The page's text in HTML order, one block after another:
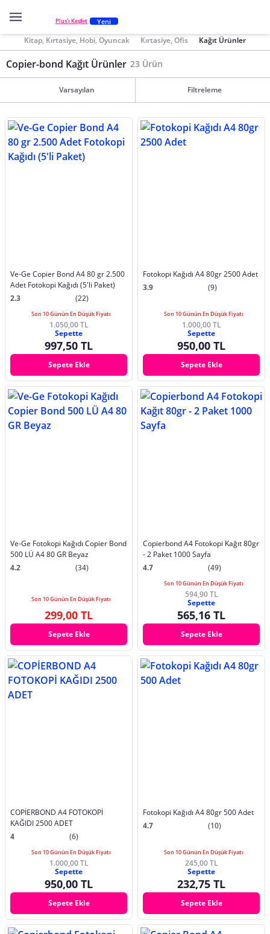
Plus'ı Keşfet Yeni
Kitap, Kırtasiye, Hobi, Oyuncak Kırtasiye, Ofis Kağıt Ürünler
Copier-bond Kağıt Ürünler 23 Ürün
Varsayılan Filtreleme
Ve-Ge Copier Bond A4 80 gr 2.500
Adet Fotokopi Kağıdı (5'li Paket)
2.3
(22)
Son 10 Günün En Düşük Fiyatı
1.050,00 TL
Sepette
997,50 TL
Sepete Ekle
Fotokopi Kağıdı A4 80gr 2500 Adet
3.9
(9)
Son 10 Günün En Düşük Fiyatı
1.000,00 TL
Sepette
950,00 TL
Sepete Ekle
Ve-Ge Fotokopi Kağıdı Copier Bond
500 LÜ A4 80 GR Beyaz
4.2
(34)
Son 10 Günün En Düşük Fiyatı
299,00 TL
Sepete Ekle
Copierbond A4 Fotokopi Kağıt 80gr
- 2 Paket 1000 Sayfa
4.7
(49)
Son 10 Günün En Düşük Fiyatı
594,90 TL
Sepette
565,16 TL
Sepete Ekle
COPİERBOND A4 FOTOKOPİ
KAĞIDI 2500 ADET
4
(6)
Son 10 Günün En Düşük Fiyatı
1.000,00 TL
Sepette
950,00 TL
Sepete Ekle
Fotokopi Kağıdı A4 80gr 500 Adet
4.7
(10)
Son 10 Günün En Düşük Fiyatı
245,00 TL
Sepette
232,75 TL
Sepete Ekle